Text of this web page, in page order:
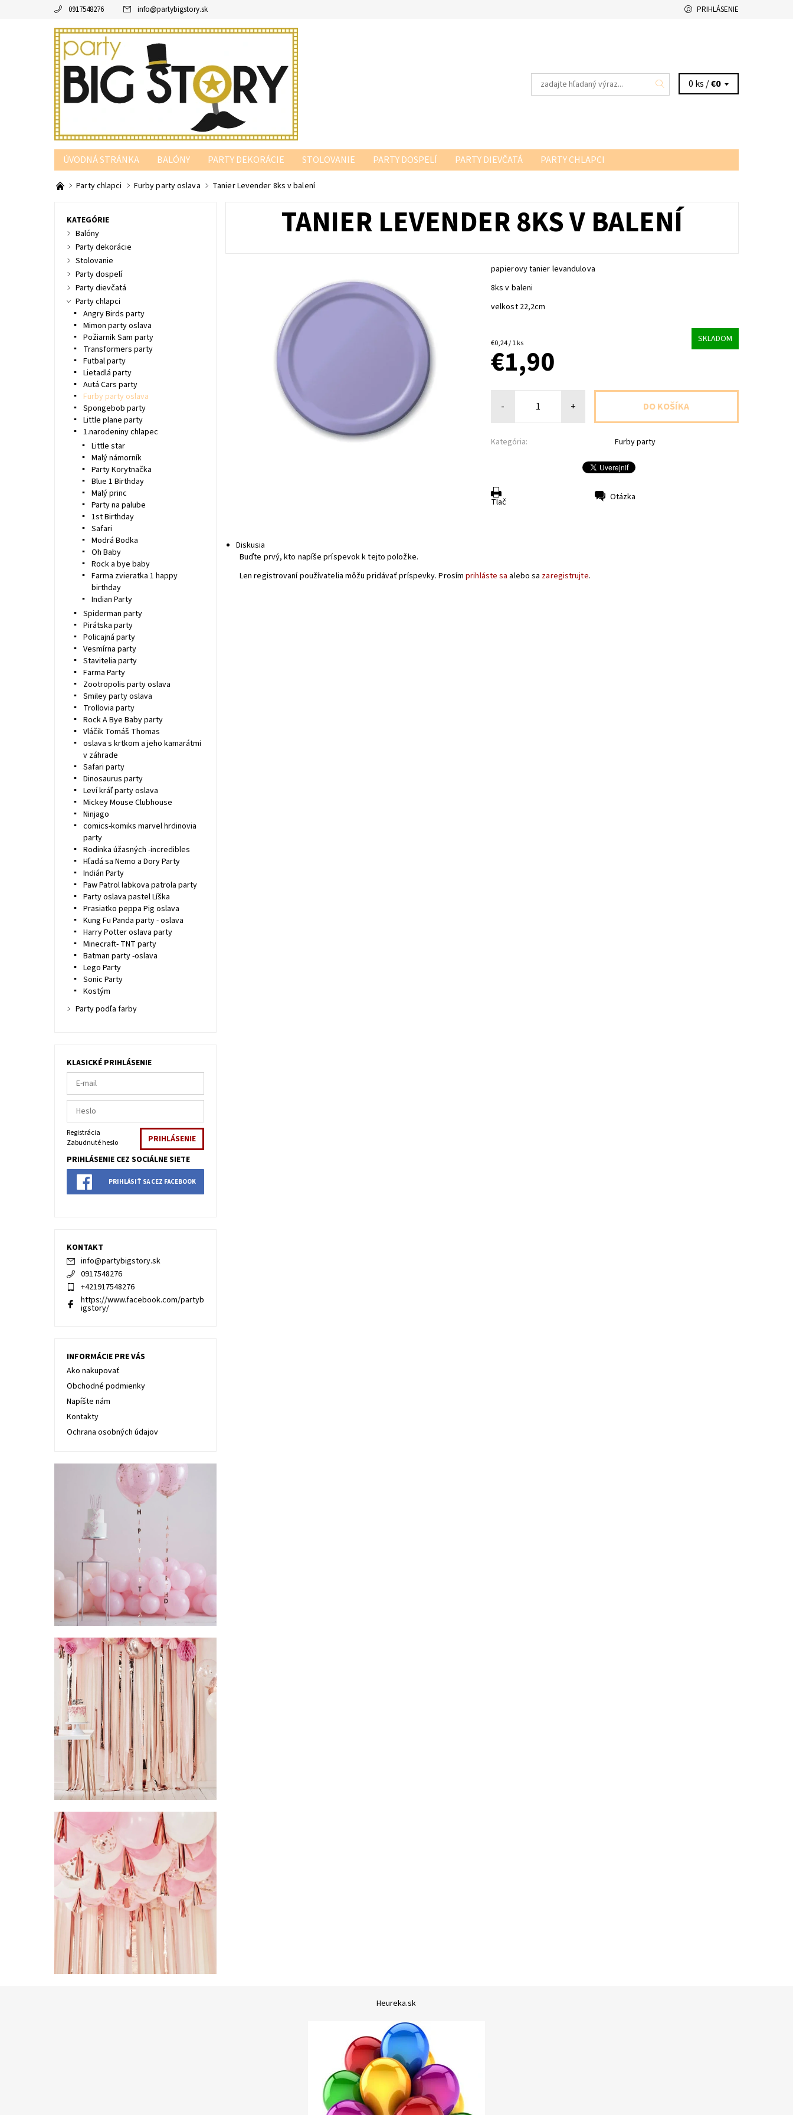
0917548276 info@partybigstory.sk PRIHLÁSENIE
0 ks /€0
ÚVODNÁ STRÁNKA BALÓNY PARTY DEKORÁCIE STOLOVANIE PARTY DOSPELÍ PARTY DIEVČATÁ
PARTY CHLAPCI
PARTY PODĽA FARBY
Party chlapci Furby party oslava Tanier Levender 8ks v balení
TANIER LEVENDER 8KS V BALENÍ
papierovy tanier levandulova
8ks v baleni
velkost 22,2cm
€0,24 / 1 ks SKLADOM
€1,90
- +
Kategória: Furby party
Tlač Otázka
Diskusia
Buďte prvý, kto napíše príspevok k tejto položke.
Len registrovaní používatelia môžu pridávať príspevky. Prosímprihláste sa alebo sa zaregistrujte.
KATEGÓRIE
Balóny
Party dekorácie
Stolovanie
Party dospelí
Party dievčatá
Party chlapci
Angry Birds party
Mimon party oslava
Požiarnik Sam party
Transformers party
Futbal party
Lietadlá party
Autá Cars party
Furby party oslava
Spongebob party
Little plane party
1.narodeniny chlapec
Little star
Malý námorník
Party Korytnačka
Blue 1 Birthday
Malý princ
Party na palube
1st Birthday
Safari
Modrá Bodka
Oh Baby
Rock a bye baby
Farma zvieratka 1 happy
birthday
Indian Party
Spiderman party
Pirátska party
Policajná party
Vesmírna party
Stavitelia party
Farma Party
Zootropolis party oslava
Smiley party oslava
Trollovia party
Rock A Bye Baby party
Vláčik Tomáš Thomas
oslava s krtkom a jeho kamarátmi
v záhrade
Safari party
Dinosaurus party
Leví kráľ party oslava
Mickey Mouse Clubhouse
Ninjago
comics-komiks marvel hrdinovia
party
Rodinka úžasných -incredibles
Hľadá sa Nemo a Dory Party
Indián Party
Paw Patrol labkova patrola party
Party oslava pastel Líška
Prasiatko peppa Pig oslava
Kung Fu Panda party - oslava
Harry Potter oslava party
Minecraft- TNT party
Batman party -oslava
Lego Party
Sonic Party
Kostým
Party podľa farby
KLASICKÉ PRIHLÁSENIE
Registrácia
Zabudnuté heslo
PRIHLÁSENIE CEZ SOCIÁLNE SIETE
PRIHLÁSIŤ SA CEZ FACEBOOK
KONTAKT
info@partybigstory.sk
0917548276
+421917548276
https://www.facebook.com/partyb
igstory/
INFORMÁCIE PRE VÁS
Ako nakupovať
Obchodné podmienky
Napíšte nám
Kontakty
Ochrana osobných údajov
Heureka.sk